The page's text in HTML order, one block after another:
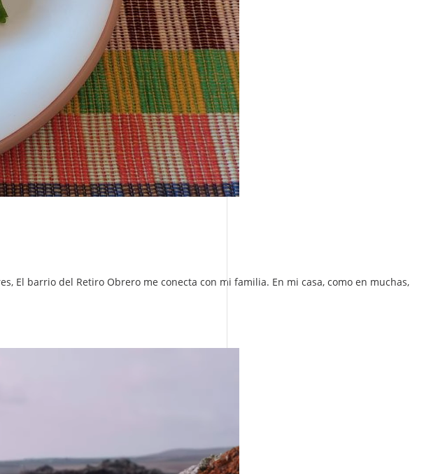
El barrio del Retiro Obrero me conecta con mi familia. En mi casa, como en muchas,